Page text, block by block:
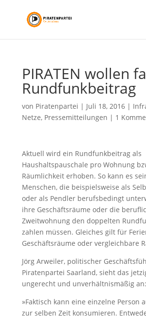
PIRATEN wollen
Rundfunkbeitrag
von Piratenpartei | Juli 18, 2016|
Netze, Pressemitteilungen | 1
Aktuell wird ein Rundfunkbeitrag als
Haushaltspauschale pro Wohnung
Räumlichkeit erhoben. So kann es
Menschen, die beispielsweise als
oder als Pendler berufsbedingt
ihre Geschäftsräume oder die
Zweitwohnung den doppelten
zahlen müssen. Gleiches gilt für
Geschäftsräume oder vergleichbare
Jörg Arweiler, politischer
Piratenpartei Saarland, sieht das
ungerecht und unverhältnismäßig an:
»Faktisch kann eine einzelne Person
zur selben Zeit konsumieren.